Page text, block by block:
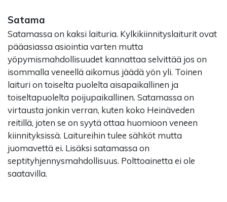
Satama
Satamassa on kaksi laituria. Kylkikiinnityslaiturit ovat
pääasiassa asiointia varten mutta
yöpymismahdollisuudet kannattaa selvittää jos on
isommalla veneellä aikomus jäädä yön yli. Toinen
laituri on toiselta puolelta aisapaikallinen ja
toiseltapuolelta poijupaikallinen. Satamassa on
virtausta jonkin verran, kuten koko Heinäveden
reitillä, joten se on syytä ottaa huomioon veneen
kiinnityksissä. Laitureihin tulee sähköt mutta
juomavettä ei. Lisäksi satamassa on
septityhjennysmahdollisuus. Polttoainetta ei ole
saatavilla.